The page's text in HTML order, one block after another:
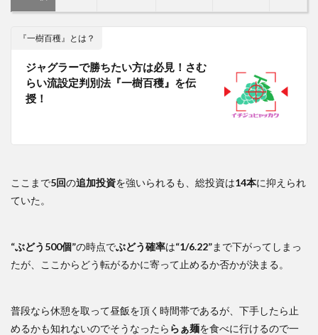
『一樹百穫』とは？
ジャグラーで勝ちたい方は必見！さむ
らい流設定判別法『一樹百穫』を伝
授！
ここまで5回の追加投資を強いられるも、総投資は14本に抑えられ
ていた。
“ぶどう500個”の時点でぶどう確率は“1/6.22”まで下がってしまっ
たが、ここからどう転がるかに寄って止めるか否かが決まる。
普段なら休憩を取って昼飯を頂く時間帯であるが、下手したら止
めるかも知れないのでそうなったら らぁ麺を食べに行けるので一